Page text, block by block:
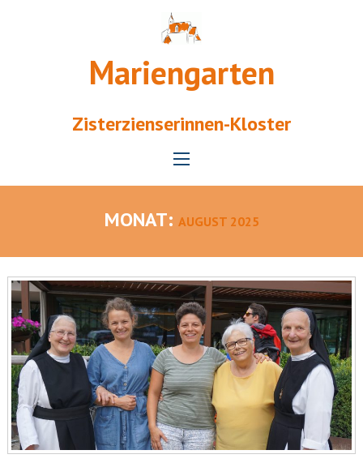
Mariengarten
Zisterzienserinnen-Kloster
MONAT: AUGUST 2025